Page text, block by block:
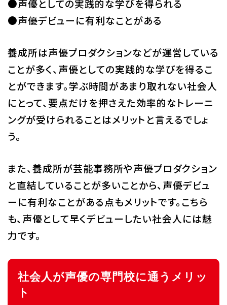
●声優としての実践的な学びを得られる
●声優デビューに有利なことがある
養成所は声優プロダクションなどが運営している
ことが多く、声優としての実践的な学びを得るこ
とができます。学ぶ時間があまり取れない社会人
にとって、要点だけを押さえた効率的なトレーニ
ングが受けられることはメリットと言えるでしょ
う。
また、養成所が芸能事務所や声優プロダクション
と直結していることが多いことから、声優デビュ
ーに有利なことがある点もメリットです。こちら
も、声優として早くデビューしたい社会人には魅
力です。
社会人が声優の専門校に通うメリッ
ト